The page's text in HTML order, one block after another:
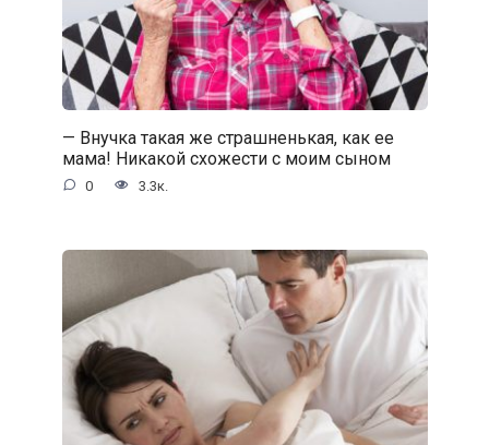
— Внучка такая же страшненькая, как ее
мама! Никакой схожести с моим сыном
0 3.3к.